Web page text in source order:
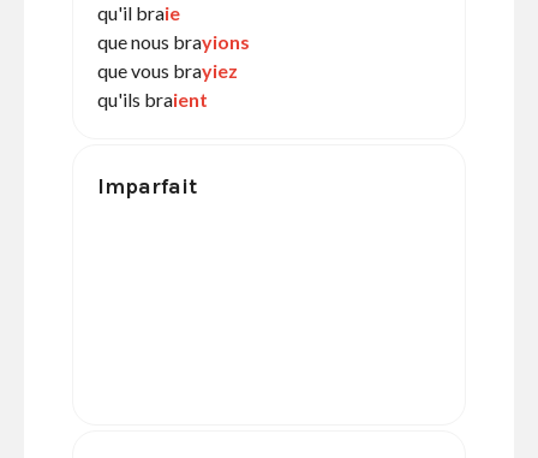
qu'il braie
que nous brayions
que vous brayiez
qu'ils braient
Imparfait